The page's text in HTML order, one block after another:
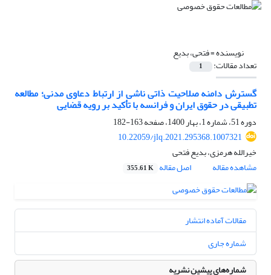
نویسنده =فتحی، بدیع
تعداد مقالات: 1
گسترش دامنه صلاحیت ذاتی ناشی از ارتباط دعاوی مدنی؛ مطالعه
تطبیقی در حقوق ایران و فرانسه با تأکید بر رویه قضایی
دوره 51، شماره 1، بهار 1400، صفحه
163-182
10.22059/jlq.2021.295368.1007321
خیرالله هرمزی، بدیع فتحی
مشاهده مقاله
اصل مقاله 355.61 K
مقالات آماده انتشار
شماره جاری
شماره‌های پیشین نشریه